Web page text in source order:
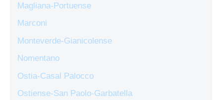
Magliana-Portuense
Marconi
Monteverde-Gianicolense
Nomentano
Ostia-Casal Palocco
Ostiense-San Paolo-Garbatella